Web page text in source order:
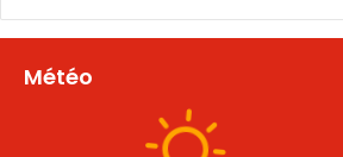
Météo